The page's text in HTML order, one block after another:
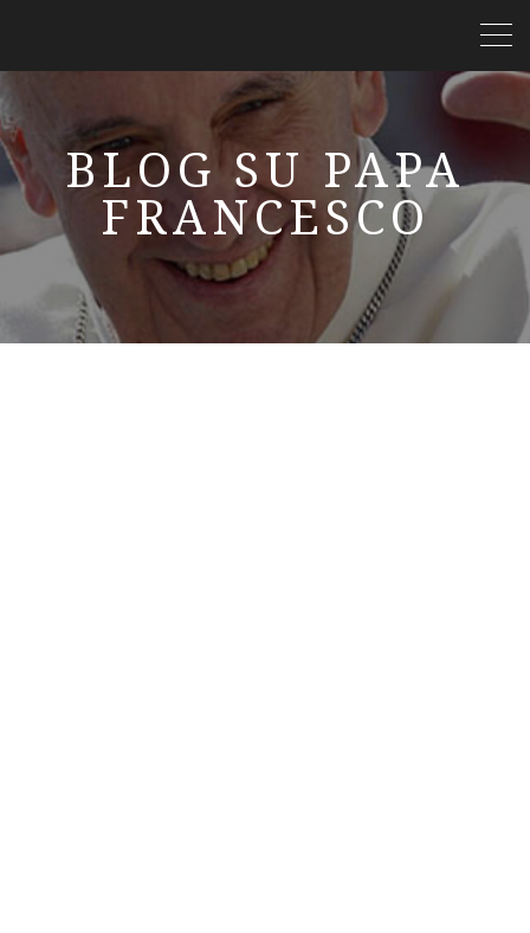
BLOG SU PAPA
FRANCESCO